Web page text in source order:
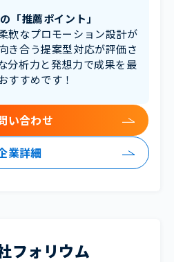
「推薦ポイント」
軟なプロモーション設計が
き合う提案型対応が評価さ
分析力と発想力で成果を最
すすめです！
業詳細
い合わせ
フォリウム